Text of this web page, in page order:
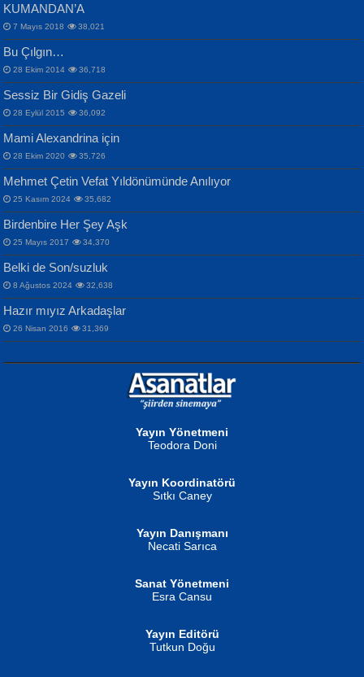
İPEK ACAR SERT
Gazze’nin Şecaati, Ümmetin İmtihanı...
MAHMUT GÜRBÜZ
İbrahim Olmak ve Bitirebilmek...
NURAN KÖSE BAYDAR
Selahattin Yıldız
İdrakimle Üşürken...
Songül Özel
Mahzen...
Ben Deniz Değilim ki...
ERDEM BAYAZIT
Sana, Bana, Vatanıma, Ülkemin
İnsanlarına Dair...
NAZIM HİKMET RAN
Bir Cezaevinde, Tecritteki Adamın
Mektupları...
KUMANDAN’A
7 Mayıs 2018 38,021
Bu Çılgın…
28 Ekim 2014 36,718
Sessiz Bir Gidiş Gazeli
28 Eylül 2015 36,092
Mami Alexandrina için
28 Ekim 2020 35,726
Mehmet Çetin Vefat Yıldönümünde Anılıyor
25 Kasım 2024 35,682
Birdenbire Her Şey Aşk
25 Mayıs 2017 34,370
Belki de Son/suzluk
8 Ağustos 2024 32,638
Hazır mıyız Arkadaşlar
26 Nisan 2016 31,369
Yayın Yönetmeni
Teodora Doni
Yayın Koordinatörü
Sıtkı Caney
Yayın Danışmanı
Necati Sarıca
Sanat Yönetmeni
Esra Cansu
Yayın Editörü
Tutkun Doğu